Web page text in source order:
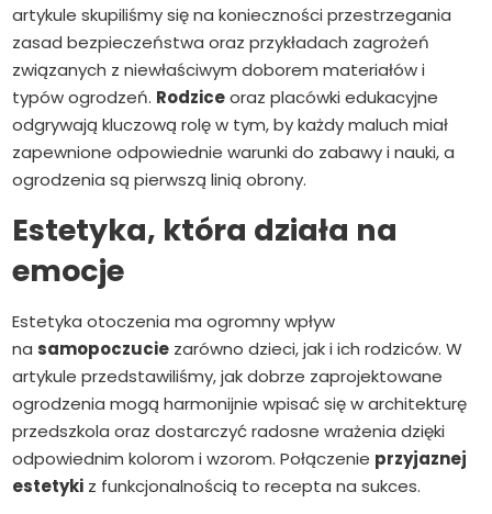
artykule skupiliśmy się na konieczności przestrzegania
zasad bezpieczeństwa oraz przykładach zagrożeń
związanych z niewłaściwym doborem materiałów i
typów ogrodzeń. Rodziceoraz placówki edukacyjne
odgrywają kluczową rolę w tym, by każdy maluch miał
zapewnione odpowiednie warunki do zabawy i nauki, a
ogrodzenia są pierwszą linią obrony.
Estetyka, która działa na
emocje
Estetyka otoczenia ma ogromny wpływ
na samopoczucie zarówno dzieci, jak i ich rodziców. W
artykule przedstawiliśmy, jak dobrze zaprojektowane
ogrodzenia mogą harmonijnie wpisać się w architekturę
przedszkola oraz dostarczyć radosne wrażenia dzięki
odpowiednim kolorom i wzorom. Połączenie przyjaznej
estetyki z funkcjonalnością to recepta na sukces.